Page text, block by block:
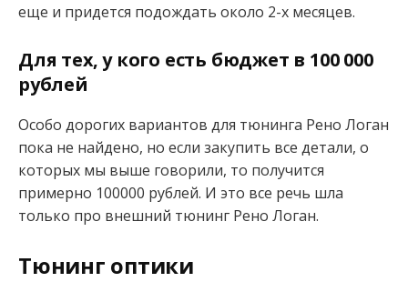
еще и придется подождать около 2-х месяцев.
Для тех, у кого есть бюджет в 100 000
рублей
Особо дорогих вариантов для тюнинга Рено Логан
пока не найдено, но если закупить все детали, о
которых мы выше говорили, то получится
примерно 100000 рублей. И это все речь шла
только про внешний тюнинг Рено Логан.
Тюнинг оптики